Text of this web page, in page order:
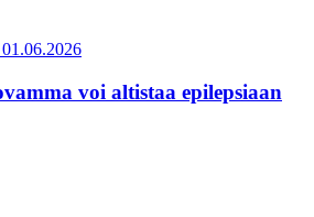
01.06.2026
voi altistaa epilepsiaan